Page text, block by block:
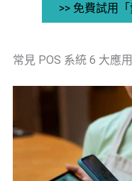
>> 免費試用
常見 POS 系統 6 大應